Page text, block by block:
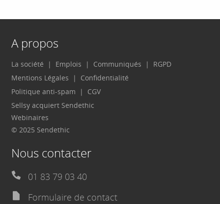
A propos
La société Emplois Communiqués
RGPD
Mentions Légales
Confidentialité
Politique anti-spam
CGV
Sellsy acquiert Sendethic
Webinaires
© 2025 Sendethic
Nous contacter
01 83 79 03 40
Formulaire de contact